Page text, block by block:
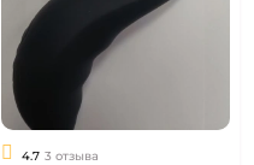
4.7 3 отзыва